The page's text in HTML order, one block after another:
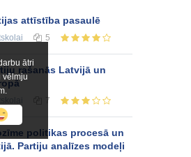
ātri
vēlmju
attīstība pasaulē
5
rašanās Latvijā un
7
politikas procesā un
Partiju analīzes modeļi